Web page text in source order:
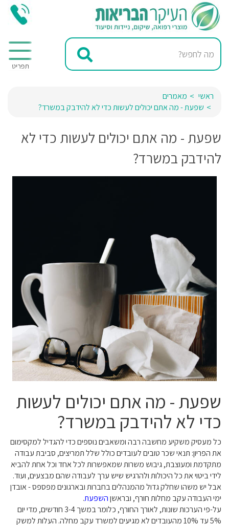
ראשי
מאמרים
שפעת - מה אתם יכולים לעשות כדי לא להידבק במשרד?
שפעת - מה אתם יכולים לעשות כדי לא
להידבק במשרד?
שפעת - מה אתם יכולים לעשות
כדי לא להידבק במשרד?
כל מעסיק משקיע מחשבה רבה ומשאבים נוספים כדי להגדיל למקסימום
את הפריון: תנאי שכר טובים לעובדים כולל שלל תמריצים, סביבת עבודה
מתקדמת ומעוצבת, גיבוש משרות שמאפשרות לכל אחד וכל אחת להביא
לידי ביטוי את כל היכולות ולהרגיש שיש ערך לעבודה שהם מבצעים, ועוד.
אבל יש משהו שחלק גדול מהמנהלים בחברות ובארגונים מפספס - אובדן
ימי העבודה עקב מחלות חורף, ובראשןהשפעת.
על-פי הערכות שונות, לאורך החורף, כלומר במשך 3-4 חודשים, מדי יום
5% עד 10% מהעובדים לא מגיעים למשרד עקב מחלה. העלות למשק